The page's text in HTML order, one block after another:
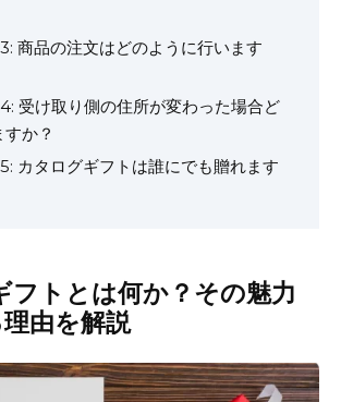
商品の注文はどのように行います
受け取り側の住所が変わった場合ど
か？
カタログギフトは誰にでも贈れます
フトとは何か？その魅力
由を解説